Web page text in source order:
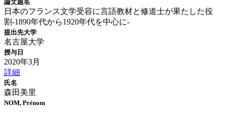
論文題名
日本のフランス文学受容に言語教材と修道士が果たした役
割-1890年代から1920年代を中心に-
提出先大学
名古屋大学
授与日
2020年3月
詳細
氏名
森田美里
NOM, Prénom